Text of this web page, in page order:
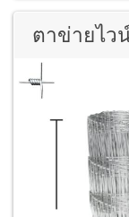
ตาข่ายไว